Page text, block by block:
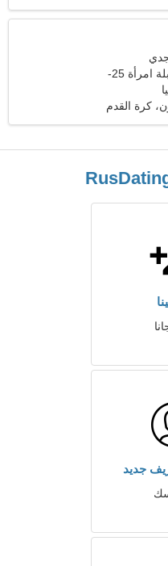
الرجل يريد مقابلة امرأة 25-
كرة القدم
جديد